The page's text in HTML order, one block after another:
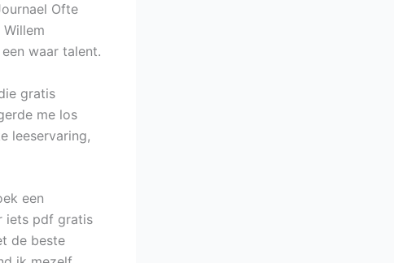
Ofte
waar talent.
gratis
me los
leeservaring,
een
iets pdf gratis
de beste